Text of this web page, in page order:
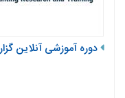
دوره آموزشی آنلاین